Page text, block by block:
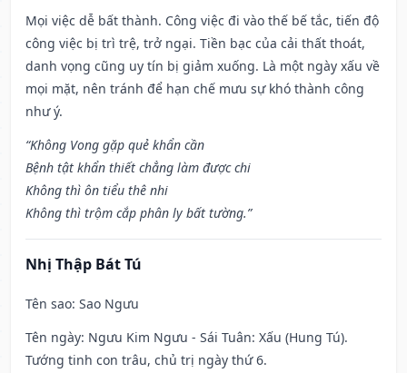
Mọi việc dễ bất thành. Công việc đi vào thế bế tắc, tiến độ
công việc bị trì trệ, trở ngại. Tiền bạc của cải thất thoát,
danh vọng cũng uy tín bị giảm xuống. Là một ngày xấu về
mọi mặt, nên tránh để hạn chế mưu sự khó thành công
như ý.
“Không Vong gặp quẻ khẩn cần
Bệnh tật khẩn thiết chẳng làm được chi
Không thì ôn tiểu thê nhi
Không thì trộm cắp phân ly bất tường.”
Nhị Thập Bát Tú
Tên sao: Sao Ngưu
Tên ngày: Ngưu Kim Ngưu - Sái Tuân: Xấu (Hung Tú).
Tướng tinh con trâu, chủ trị ngày thứ 6.